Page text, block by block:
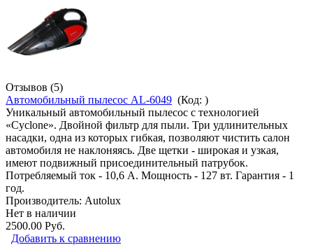
Отзывов (5)
Автомобильный пылесос AL-6049 (Код: )
Уникальный автомобильный пылесос с технологией
«Cyclone». Двойной фильтр для пыли. Три удлинительных
насадки, одна из которых гибкая, позволяют чистить салон
автомобиля не наклоняясь. Две щетки - широкая и узкая,
имеют подвижный присоединительный патрубок.
Потребляемый ток - 10,6 А. Мощность - 127 вт. Гарантия - 1
год.
Производитель: Autolux
Нет в наличии
2500.00 Руб.
Добавить к сравнению